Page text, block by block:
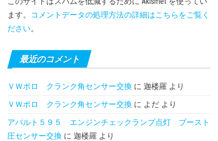
ます。
コメントデータの処理方法の詳細はこちらをご覧く
ださい。
最近のコメント
ＶＷポロ クランク角センサー交換 に 迦楼羅 より
ＶＷポロ クランク角センサー交換 に よだ より
アバルト５９５ エンジンチェックランプ点灯 ブースト
圧センサー交換 に 迦楼羅 より